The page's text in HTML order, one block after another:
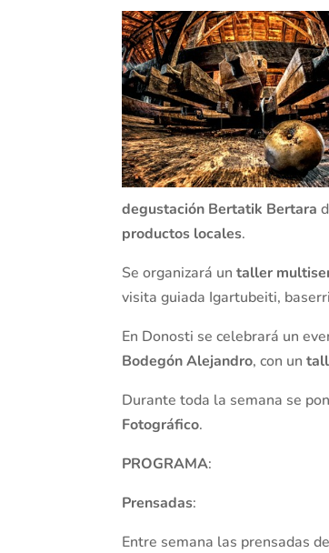
degustación Bertatik Bertara
productos locales.
Se organizará untaller
visita guiada Igartubeiti,
En Donosti se celebrará un
Bodegón Alejandro, con un
Durante toda la semana se
Fotográfico.
PROGRAMA:
Prensadas:
Entre semana las prensadas